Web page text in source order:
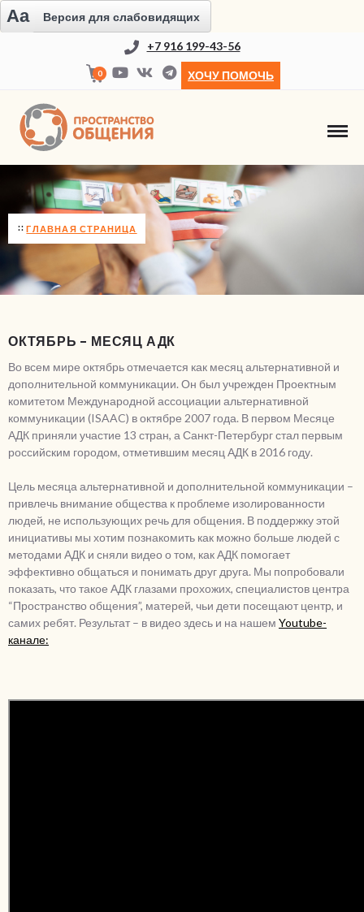
Aa Версия для слабовидящих
+7 916 199-43-56
0 ХОЧУ ПОМОЧЬ
НОВОСТИ
ГЛАВНАЯ СТРАНИЦА
ОКТЯБРЬ – МЕСЯЦ АДК
Во всем мире октябрь отмечается как месяц альтернативной и
дополнительной коммуникации. Он был учрежден Проектным
комитетом Международной ассоциации альтернативной
коммуникации (ISAAC) в октябре 2007 года. В первом Месяце
АДК приняли участие 13 стран, а Санкт-Петербург стал первым
российским городом, отметившим месяц АДК в 2016 году.
Цель месяца альтернативной и дополнительной коммуникации –
привлечь внимание общества к проблеме изолированности
людей, не использующих речь для общения. В поддержку этой
инициативы мы хотим познакомить как можно больше людей с
методами АДК и сняли видео о том, как АДК помогает
эффективно общаться и понимать друг друга. Мы попробовали
показать, что такое АДК глазами прохожих, специалистов центра
“Пространство общения”, матерей, чьи дети посещают центр, и
самих ребят. Результат – в видео здесь и на нашем Youtube-
канале: